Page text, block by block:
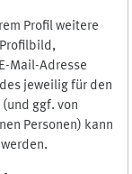
Profil weitere
Mail-Adresse
jeweilig für den
ggf. von
Personen) kann